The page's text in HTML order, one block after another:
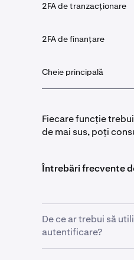
2FA de tranzacționare
2FA de finanțare
Cheie principală
Fiecare funcție
de mai sus, poți
Întrebări frecvente
De ce ar trebui să
autentificare?